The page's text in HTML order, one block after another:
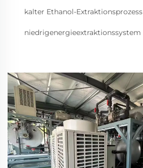
kalter Ethanol-Extraktionsprozess
niedrigenergieextraktionssystem